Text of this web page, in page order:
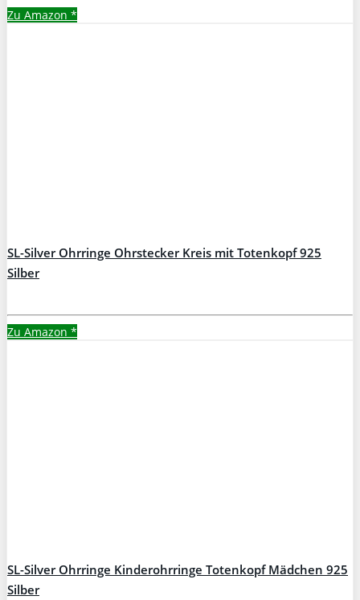
Zu Amazon *
SL-Silver Ohrringe Ohrstecker Kreis mit Totenkopf 925
Silber
Zu Amazon *
SL-Silver Ohrringe Kinderohrringe Totenkopf Mädchen 925
Silber